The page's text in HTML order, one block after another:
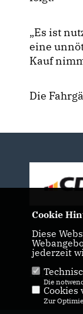
Es ist
eine
Kauf
Die
Cookie
Diese
jederzeit
Die
Cookies
Zur